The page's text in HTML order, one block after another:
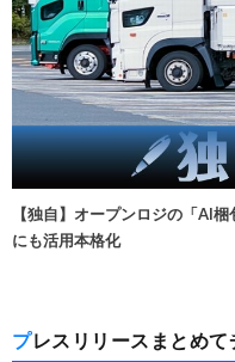
【独自】オープンロジの「AI
にも活用本格化
プレスリリースまとめ